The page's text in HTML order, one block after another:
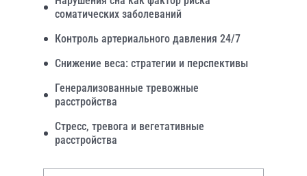
соматических заболеваний
Контроль артериального давления 24/7
Снижение веса: стратегии и перспективы
Генерализованные тревожные
расстройства
Стресс, тревога и вегетативные
расстройства